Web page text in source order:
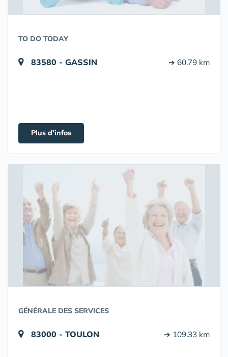
TO DO TODAY
83580 - GASSIN ➔ 60.79 km
Plus d'infos
GÉNÉRALE DES SERVICES
83000 - TOULON ➔ 109.33 km